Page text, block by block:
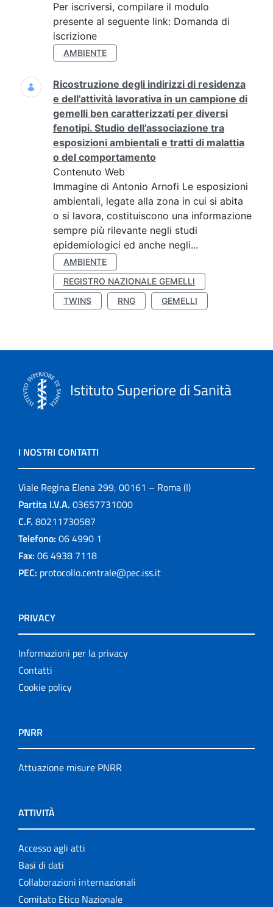
Per iscriversi, compilare il modulo
presente al seguente link: Domanda di
iscrizione
AMBIENTE
Ricostruzione degli indirizzi di residenza
e dell’attività lavorativa in un campione di
gemelli ben caratterizzati per diversi
fenotipi. Studio dell’associazione tra
esposizioni ambientali e tratti di malattia
o del comportamento
Contenuto Web
Immagine di Antonio Arnofi Le esposizioni
ambientali, legate alla zona in cui si abita
o si lavora, costituiscono una informazione
sempre più rilevante negli studi
epidemiologici ed anche negli...
AMBIENTE
REGISTRO NAZIONALE GEMELLI
TWINS
RNG GEMELLI
Istituto Superiore di Sanità
I NOSTRI CONTATTI
Viale Regina Elena 299, 00161 – Roma (I)
Partita I.V.A. 03657731000
C.F. 80211730587
Telefono: 06 4990 1
Fax: 06 4938 7118
PEC: protocollo.centrale@pec.iss.it
PRIVACY
Informazioni per la privacy
Contatti
Cookie policy
PNRR
Attuazione misure PNRR
ATTIVITÀ
Accesso agli atti
Basi di dati
Collaborazioni internazionali
Comitato Etico Nazionale